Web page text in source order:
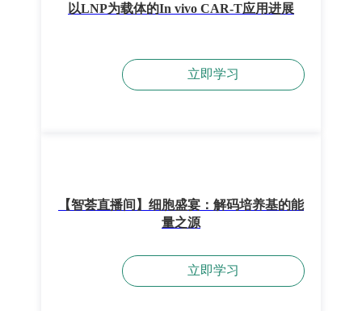
以LNP为载体的In vivo CAR-T应用进展
立即学习
【智荟直播间】细胞盛宴：解码培养基的能
量之源
立即学习